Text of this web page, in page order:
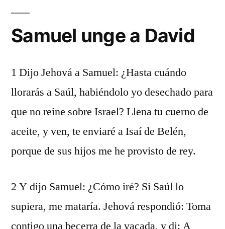
Samuel unge a David
1 Dijo Jehová a Samuel: ¿Hasta cuándo
llorarás a Saúl, habiéndolo yo desechado para
que no reine sobre Israel? Llena tu cuerno de
aceite, y ven, te enviaré a Isaí de Belén,
porque de sus hijos me he provisto de rey.
2 Y dijo Samuel: ¿Cómo iré? Si Saúl lo
supiera, me mataría. Jehová respondió: Toma
contigo una becerra de la vacada, y di: A